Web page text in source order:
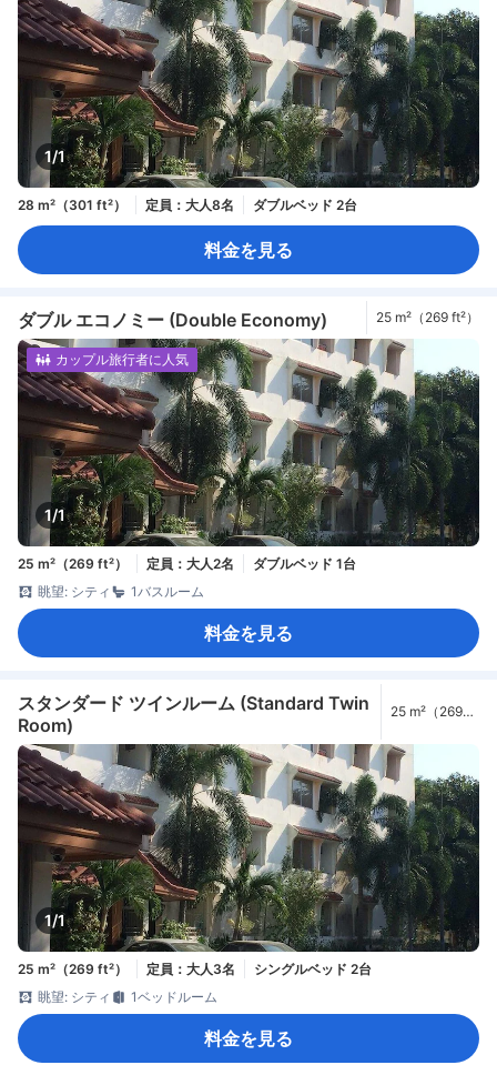
1/1
28 m²（301 ft²） 定員：大人8名 ダブルベッド 2台
料金を見る
ダブル エコノミー (Double Economy) 25 m²（269 ft²）
1/1
カップル旅行者に人気
25 m²（269 ft²） 定員：大人2名
ダブルベッド 1台
眺望: シティ
1バスルーム
料金を見る
スタンダード ツインルーム (Standard Twin
Room)
25 m²（269
1/1
25 m²（269 ft²） 定員：大人3名
シングルベッド 2台
眺望: シティ
1ベッドルーム
料金を見る